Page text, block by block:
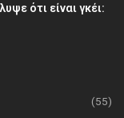
ότι είναι γκέι:
(55)